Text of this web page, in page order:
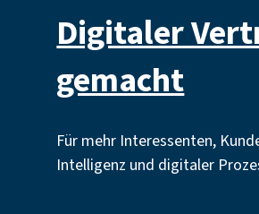
Digitaler
gemacht
Für mehr Interessenten,
Intelligenz und digitaler